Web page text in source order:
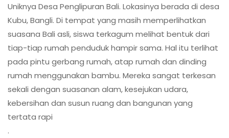
Uniknya Desa Penglipuran Bali. Lokasinya berada di desa
Kubu, Bangli. Di tempat yang masih memperlihatkan
suasana Bali asli, siswa terkagum melihat bentuk dari
tiap-tiap rumah penduduk hampir sama. Hal itu terlihat
pada pintu gerbang rumah, atap rumah dan dinding
rumah menggunakan bambu. Mereka sangat terkesan
sekali dengan suasanan alam, kesejukan udara,
kebersihan dan susun ruang dan bangunan yang
tertata rapi
.